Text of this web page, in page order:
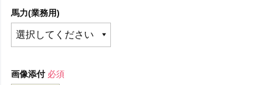
馬力(業務用)
画像添付 必須